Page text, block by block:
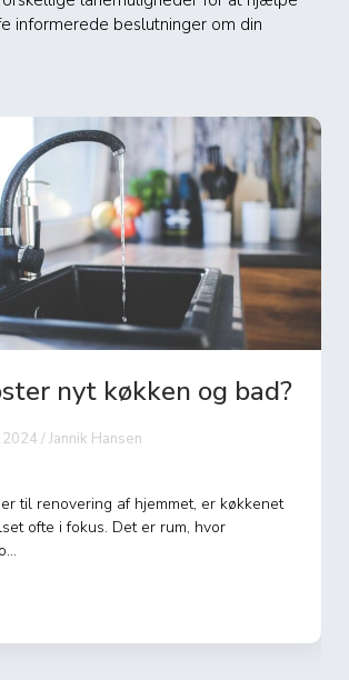
informerede beslutninger om din
et nyt køkken?
/ Jannik Hansen
et nyt køkken skal forvandles til
et af de første og mest pres...